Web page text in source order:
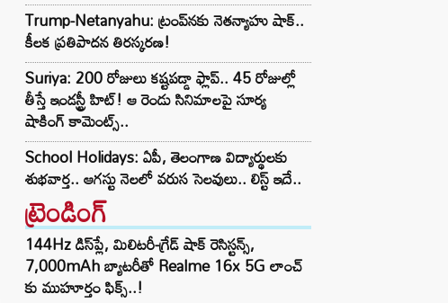
Trump-Netanyahu: ట్రంప్‌నకు నెతన్యాహు షాక్..
కీలక ప్రతిపాదన తిరస్కరణ!
Suriya: 200 రోజులు కష్టపడ్డా ఫ్లాప్.. 45 రోజుల్లో
తీస్తే ఇండస్ట్రీ హిట్! ఆ రెండు సినిమాలపై సూర్య
షాకింగ్ కామెంట్స్..
School Holidays: ఏపీ, తెలంగాణ విద్యార్థులకు
శుభవార్త.. ఆగస్టు నెలలో వరుస సెలవులు.. లిస్ట్ ఇదే..
ట్రెండింగ్‌
144Hz డిస్‌ప్లే, మిలిటరీ-గ్రేడ్ షాక్ రెసిస్టన్స్,
7,000mAh బ్యాటరీతో Realme 16x 5G లాంచ్
కు ముహూర్తం ఫిక్స్..!